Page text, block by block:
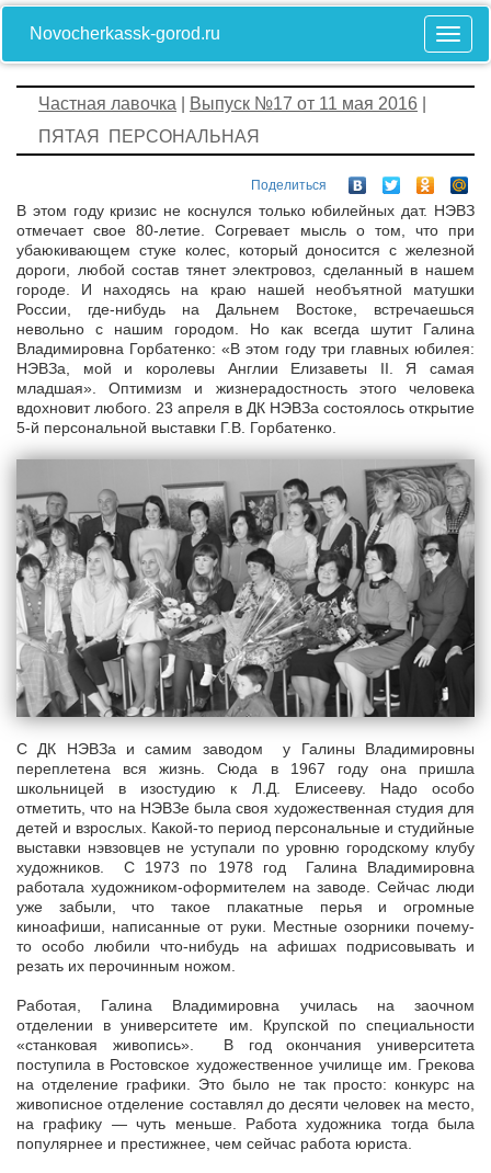
Novocherkassk-gorod.ru
Частная лавочка Выпуск №17 от 11 мая 2016
ПЯТАЯ ПЕРСОНАЛЬНАЯ
Поделиться
В этом году кризис не коснулся только юбилейных дат. НЭВЗ
отмечает свое 80-летие. Согревает мысль о том, что при
убаюкивающем стуке колес, который доносится с железной
дороги, любой состав тянет электровоз, сделанный в нашем
городе. И находясь на краю нашей необъятной матушки
России, где-нибудь на Дальнем Востоке, встречаешься
невольно с нашим городом. Но как всегда шутит Галина
Владимировна Горбатенко: «В этом году три главных юбилея:
НЭВЗа, мой и королевы Англии Елизаветы II. Я самая
младшая». Оптимизм и жизнерадостность этого человека
вдохновит любого. 23 апреля в ДК НЭВЗа состоялось открытие
5-й персональной выставки Г.В. Горбатенко.
С ДК НЭВЗа и самим заводом у Галины Владимировны
переплетена вся жизнь. Сюда в 1967 году она пришла
школьницей в изостудию к Л.Д. Елисееву. Надо особо
отметить, что на НЭВЗе была своя художественная студия для
детей и взрослых. Какой-то период персональные и студийные
выставки нэвзовцев не уступали по уровню городскому клубу
художников. С 1973 по 1978 год Галина Владимировна
работала художником-оформителем на заводе. Сейчас люди
уже забыли, что такое плакатные перья и огромные
киноафиши, написанные от руки. Местные озорники почему-
то особо любили что-нибудь на афишах подрисовывать и
резать их перочинным ножом.
Работая, Галина Владимировна училась на заочном
отделении в университете им. Крупской по специальности
«станковая живопись». В год окончания университета
поступила в Ростовское художественное училище им. Грекова
на отделение графики. Это было не так просто: конкурс на
живописное отделение составлял до десяти человек на место,
на графику — чуть меньше. Работа художника тогда была
популярнее и престижнее, чем сейчас работа юриста.